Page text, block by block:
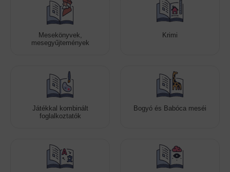
Mesekönyvek,
mesegyűjtemények
Krimi
Játékkal kombinált
foglalkoztatók
Bogyó és Babóca meséi